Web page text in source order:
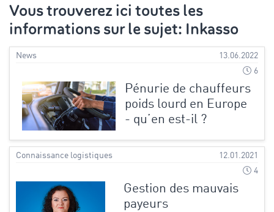
Vous trouverez ici toutes les
informations sur le sujet: Inkasso
News
13.06.2022
6
Pénurie de chauffeurs
poids lourd en Europe
- qu’en est-il ?
Connaissance logistiques
12.01.2021
4
Gestion des mauvais
payeurs